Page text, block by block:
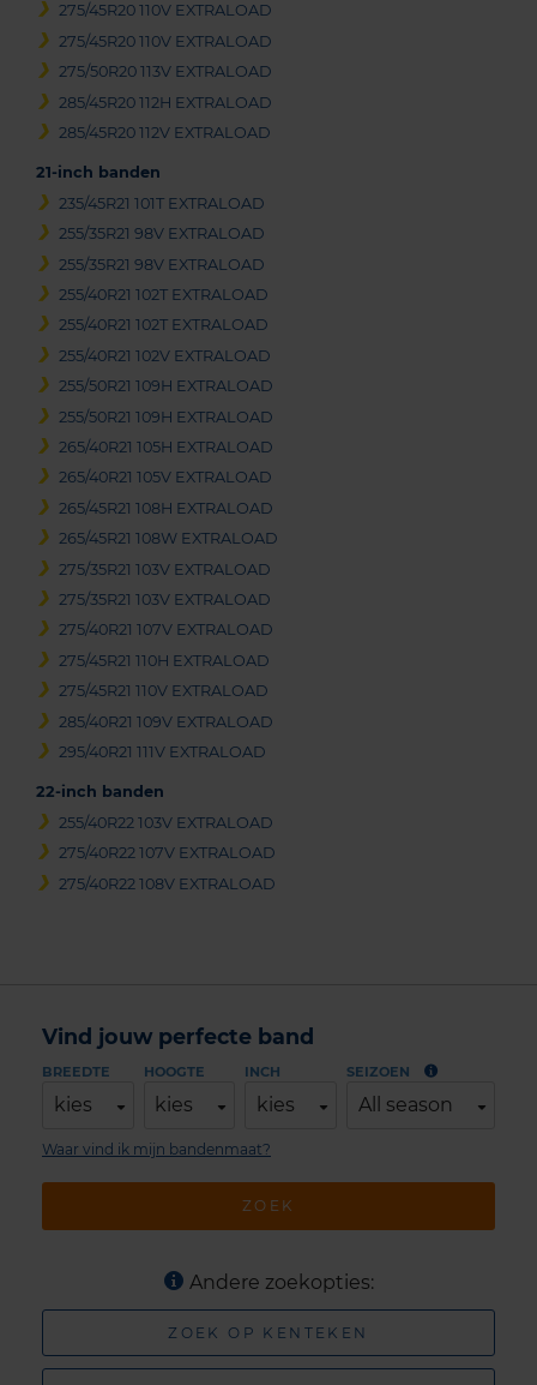
275/45R20 110V EXTRALOAD
275/45R20 110V EXTRALOAD
275/50R20 113V EXTRALOAD
285/45R20 112H EXTRALOAD
285/45R20 112V EXTRALOAD
21-inch banden
235/45R21 101T EXTRALOAD
255/35R21 98V EXTRALOAD
255/35R21 98V EXTRALOAD
255/40R21 102T EXTRALOAD
255/40R21 102T EXTRALOAD
255/40R21 102V EXTRALOAD
255/50R21 109H EXTRALOAD
255/50R21 109H EXTRALOAD
265/40R21 105H EXTRALOAD
265/40R21 105V EXTRALOAD
265/45R21 108H EXTRALOAD
265/45R21 108W EXTRALOAD
275/35R21 103V EXTRALOAD
275/35R21 103V EXTRALOAD
275/40R21 107V EXTRALOAD
275/45R21 110H EXTRALOAD
275/45R21 110V EXTRALOAD
285/40R21 109V EXTRALOAD
295/40R21 111V EXTRALOAD
22-inch banden
255/40R22 103V EXTRALOAD
275/40R22 107V EXTRALOAD
275/40R22 108V EXTRALOAD
Vind jouw perfecte band
BREEDTE
kies
HOOGTE
kies
INCH
kies
SEIZOEN
All season
ZOEK
Waar vind ik mijn bandenmaat?
Andere zoekopties:
ZOEK OP KENTEKEN